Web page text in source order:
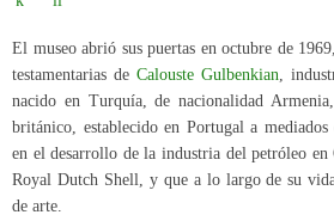
El museo abrió sus puertas en octubre de
testamentarias de Calouste Gulbenkian ,
nacido en Turquía, de nacionalidad
británico, establecido en Portugal a
en el desarrollo de la industria del petróleo
Royal Dutch Shell, y que a lo largo de su
de arte.